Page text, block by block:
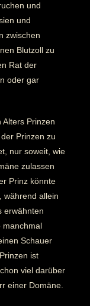
und
und
zwischen
Blutzoll zu
Rat der
oder gar
Prinzen
Prinzen zu
nur soweit, wie
zulassen
Prinz könnte
während allein
erwähnten
manchmal
Schauer
ist
viel darüber
einer Domäne.